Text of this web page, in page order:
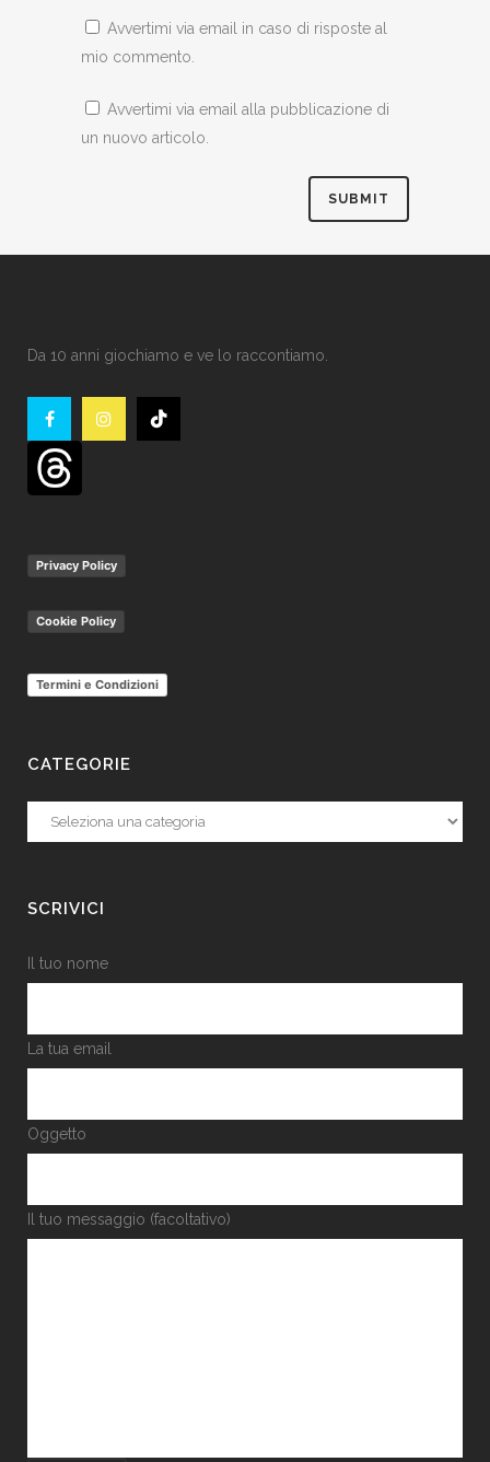
Avvertimi via email in caso di risposte al
mio commento.
Avvertimi via email alla pubblicazione di
un nuovo articolo.
Da 10 anni giochiamo e ve lo raccontiamo.
Privacy Policy
Cookie Policy
Termini e Condizioni
CATEGORIE
Categorie
SCRIVICI
Il tuo nome
La tua email
Oggetto
Il tuo messaggio (facoltativo)